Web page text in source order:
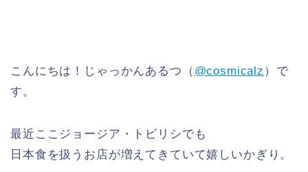
こんにちは！じゃっかんあるつ（ @cosmicalz ）で
す。
最近ここジョージア・トビリシでも
日本食を扱うお店が増えてきていて嬉しいかぎり。